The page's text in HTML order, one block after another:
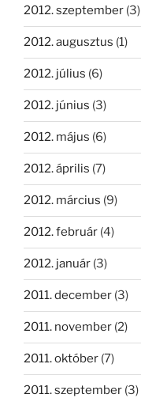
2012. szeptember (3)
2012. augusztus (1)
2012. július (6)
2012. június (3)
2012. május (6)
2012. április (7)
2012. március (9)
2012. február (4)
2012. január (3)
2011. december (3)
2011. november (2)
2011. október (7)
2011. szeptember (3)